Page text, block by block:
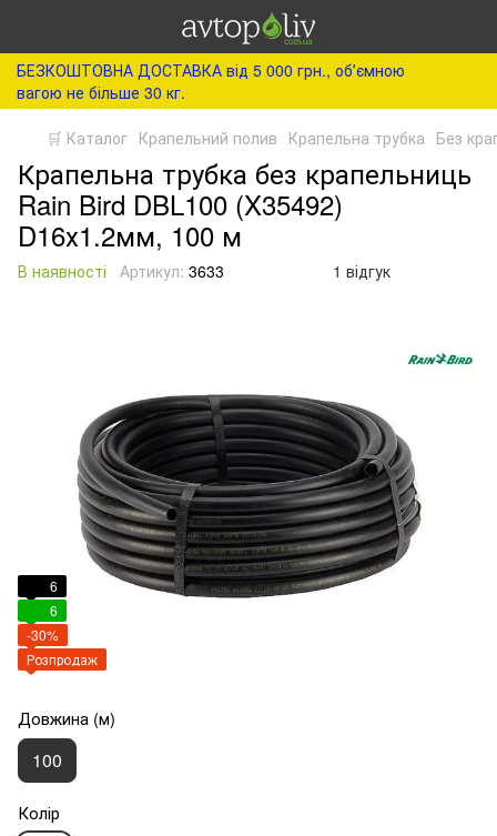
БЕЗКОШТОВНА ДОСТАВКА від 5 000 грн., обʼємною
вагою не більше 30 кг.
🛒 Каталог Крапельний полив Крапельна трубка Без
Крапельна трубка без крапельниць
Rain Bird DBL100 (X35492)
D16х1.2мм, 100 м
В наявності Артикул: 3633 1 відгук
6
6
-30%
Розпродаж
Довжина (м)
100
Колір